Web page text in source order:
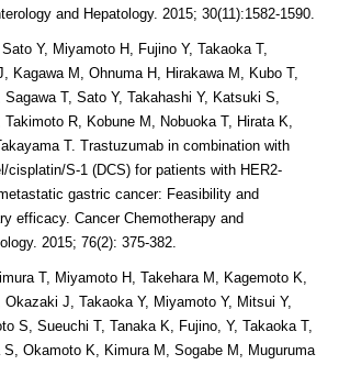
and Hepatology. 2015; 30(11):1582-1590.
Y, Miyamoto H, Fujino Y, Takaoka T,
Kagawa M, Ohnuma H, Hirakawa M, Kubo T,
Sagawa T, Sato Y, Takahashi Y, Katsuki S,
Takimoto R, Kobune M, Nobuoka T, Hirata K,
T. Trastuzumab in combination with
cisplatin/S-1 (DCS) for patients with HER2-
gastric cancer: Feasibility and
efficacy. Cancer Chemotherapy and
2015; 76(2): 375-382.
T, Miyamoto H, Takehara M, Kagemoto K,
Okazaki J, Takaoka Y, Miyamoto Y, Mitsui Y,
S, Sueuchi T, Tanaka K, Fujino, Y, Takaoka T,
S, Okamoto K, Kimura M, Sogabe M, Muguruma